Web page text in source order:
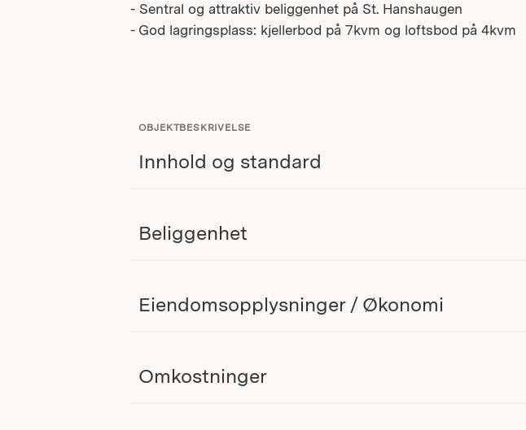
- Sentral og attraktiv beliggenhet på St. Hanshaugen
- God lagringsplass: kjellerbod på 7kvm og loftsbod på 4kvm
OBJEKTBESKRIVELSE
Innhold og standard
Beliggenhet
Eiendomsopplysninger / Økonomi
Omkostninger